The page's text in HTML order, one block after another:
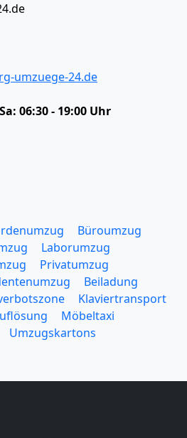
umzuege-24.de
06:30 - 19:00 Uhr
Büroumzug
Laborumzug
Privatumzug
Beiladung
Klaviertransport
Möbeltaxi
Umzugskartons